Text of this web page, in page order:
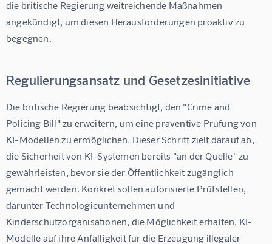
die britische Regierung weitreichende Maßnahmen
angekündigt, um diesen Herausforderungen proaktiv zu
begegnen.
Regulierungsansatz und Gesetzesinitiative
Die britische Regierung beabsichtigt, den "Crime and
Policing Bill" zu erweitern, um eine präventive Prüfung von
KI-Modellen zu ermöglichen. Dieser Schritt zielt darauf ab,
die Sicherheit von KI-Systemen bereits "an der Quelle" zu
gewährleisten, bevor sie der Öffentlichkeit zugänglich
gemacht werden. Konkret sollen autorisierte Prüfstellen,
darunter Technologieunternehmen und
Kinderschutzorganisationen, die Möglichkeit erhalten, KI-
Modelle auf ihre Anfälligkeit für die Erzeugung illegaler